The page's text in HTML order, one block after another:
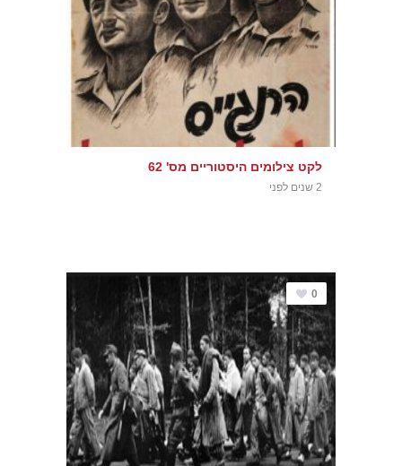
לקט צילומים היסטוריים מס' 62
2 שנים לפני
0